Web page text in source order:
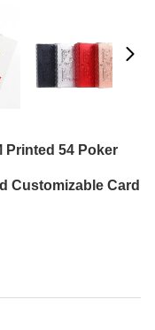
Printed 54 Poker
Customizable Card